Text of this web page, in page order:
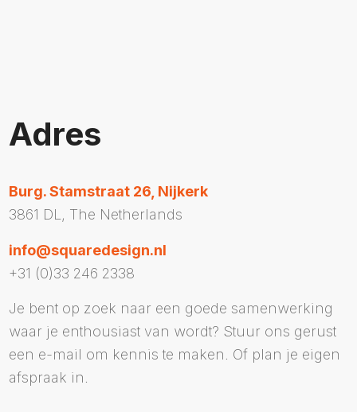
Adres
Burg. Stamstraat 26, Nijkerk
3861 DL, The Netherlands
info@squaredesign.nl
+31 (0)33 246 2338
Je bent op zoek naar een goede samenwerking
waar je enthousiast van wordt? Stuur ons gerust
een e-mail om kennis te maken. Of plan je eigen
afspraak in.